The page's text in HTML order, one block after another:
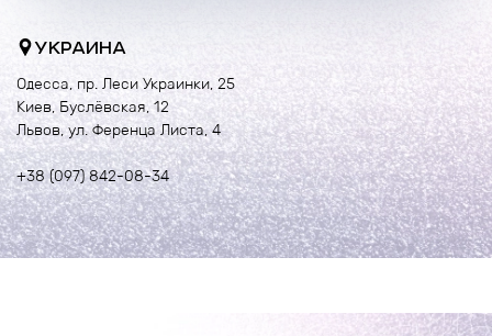
УКРАИНА
Одесса, пр. Леси Украинки, 25
Киев, Буслёвская, 12
Львов, ул. Ференца Листа, 4
+38 (097) 842-08-34